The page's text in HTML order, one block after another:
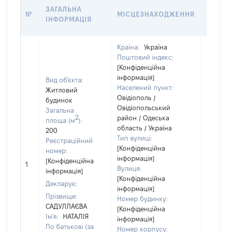
№
ЗАГАЛЬНА
ІНФОРМАЦІЯ
МІСЦЕЗНАХОДЖЕННЯ
1
Вид об'єкта:
Житловий
будинок
Загальна
площа (м2):
200
Реєстраційний
номер:
[Конфіденційна
інформація]
Декларує:
Прізвище:
САДУЛЛАЄВА
Ім'я:
НАТАЛІЯ
По батькові (за
Країна:
Україна
Поштовий індекс:
[Конфіденційна
інформація]
Населений пункт:
Овідіополь /
Овідіопольський
район / Одеська
область / Україна
Тип вулиці:
[Конфіденційна
інформація]
Вулиця:
[Конфіденційна
інформація]
Номер будинку:
[Конфіденційна
інформація]
Номер корпусу: